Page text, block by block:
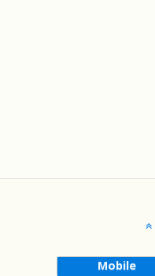
Mobile